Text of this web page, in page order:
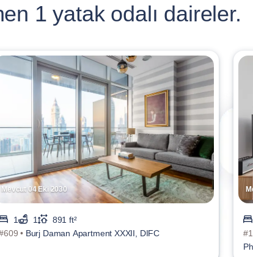
1 yatak odalı daireler.
Mevcut 04 Eki 2030
1 1
891 ft²
• Burj Daman Apartment XXXII, DIFC